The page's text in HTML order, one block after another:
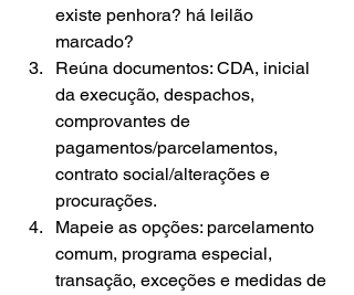
existe penhora? há leilão
marcado?
Reúna documentos: CDA, inicial
da execução, despachos,
comprovantes de
pagamentos/parcelamentos,
contrato social/alterações e
procurações.
Mapeie as opções: parcelamento
comum, programa especial,
transação, exceções e medidas de